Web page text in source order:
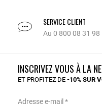
SERVICE CLIENT
Au 0 800 08 31 98
INSCRIVEZ VOUS À LA
ET PROFITEZ DE-10% SUR
Adresse e-mail